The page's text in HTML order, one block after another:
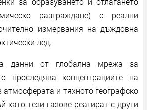
разграждане) с реални
измервания на дъждовна
лед.
данни от глобална мрежа за
проследява концентрациите на
атмосферата и тяхното географско
като тези газове реагират с други